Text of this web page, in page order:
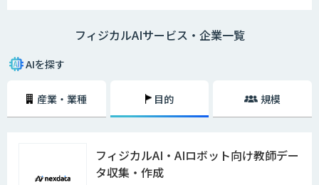
フィジカルAIサービス・企業一覧
AIを探す
産業・業種 目的 規模
フィジカルAI・AIロボット向け教師デー
タ収集・作成